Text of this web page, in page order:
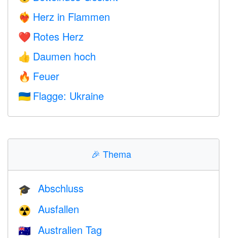
❤️‍🔥 Herz in Flammen
❤️ Rotes Herz
👍 Daumen hoch
🔥 Feuer
🇺🇦 Flagge: Ukraine
🎉 Thema
🎓 Abschluss
☢️ Ausfallen
🇦🇺 Australien Tag